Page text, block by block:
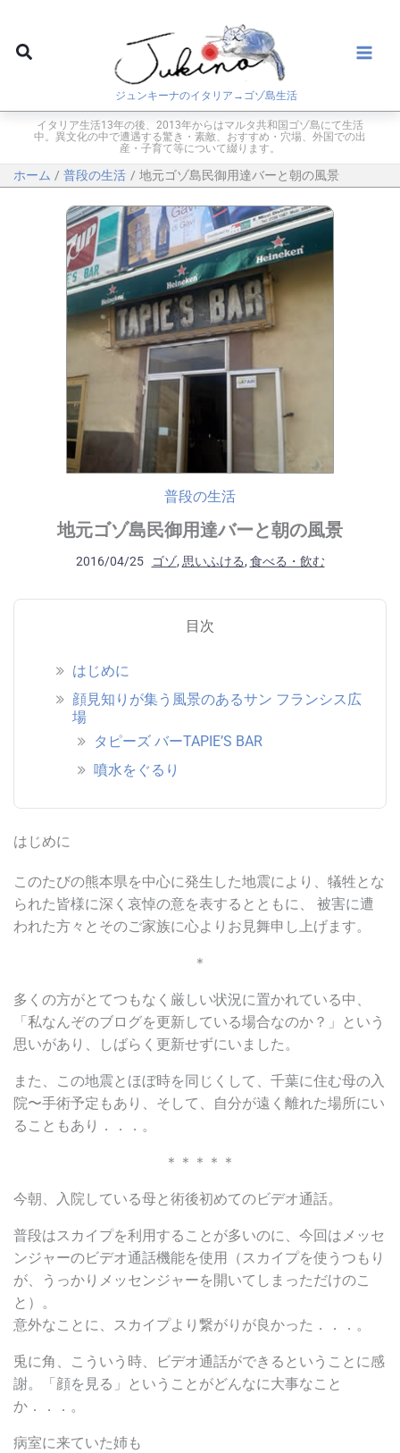
検
ジュンキーナのイタリア→ゴゾ島生活
イタリア生活13年の後、2013年からはマルタ共和国ゴゾ島にて生活
中。異文化の中で遭遇する驚き・素敵、おすすめ・穴場、外国での出
産・子育て等について綴ります。
ホーム 普段の生活 地元ゴゾ島民御用達バーと朝の風景
普段の生活
地元ゴゾ島民御用達バーと朝の風景
2016/04/25 ゴゾ, 思いふける, 食べる・飲む
目次
はじめに
顔見知りが集う風景のあるサン フランシス広
場
タピーズ バーTAPIE’S BAR
噴水をぐるり
はじめに
このたびの熊本県を中心に発生した地震により、犠牲とな
られた皆様に深く哀悼の意を表するとともに、 被害に遭
われた方々とそのご家族に心よりお見舞申し上げます。
＊
多くの方がとてつもなく厳しい状況に置かれている中、
「私なんぞのブログを更新している場合なのか？」という
思いがあり、しばらく更新せずにいました。
また、この地震とほぼ時を同じくして、千葉に住む母の入
院〜手術予定もあり、そして、自分が遠く離れた場所にい
ることもあり．．．。
＊＊＊＊＊
今朝、入院している母と術後初めてのビデオ通話。
普段はスカイプを利用することが多いのに、今回はメッセ
ンジャーのビデオ通話機能を使用（スカイプを使うつもり
が、うっかりメッセンジャーを開いてしまっただけのこ
と）。
意外なことに、スカイプより繋がりが良かった．．．。
兎に角、こういう時、ビデオ通話ができるということに感
謝。「顔を見る」ということがどんなに大事なこと
か．．．。
病室に来ていた姉も